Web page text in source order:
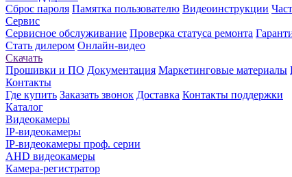
Сброс пароля Памятка пользователю Видеоинструкции
Сервис
Сервисное обслуживание Проверка статуса ремонта
Стать дилером Онлайн-видео
Скачать
Прошивки и ПО Документация Маркетинговые материалы
Контакты
Где купить Заказать звонок Доставка Контакты поддержки
Каталог
Видеокамеры
IP-видеокамеры
IP-видеокамеры проф. серии
AHD видеокамеры
Камера-регистратор